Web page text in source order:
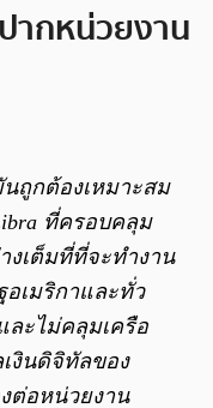
ากหน่วยงาน
นถูกต้องเหมาะสม
ที่ครอบคลุม
งเต็มที่ที่จะทำงาน
เมริกาและทั่ว
ละไม่คลุมเครือ
เงินดิจิทัลของ
ต่อหน่วยงาน